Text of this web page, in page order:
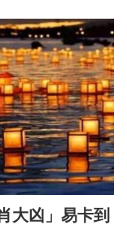
大凶」易卡到